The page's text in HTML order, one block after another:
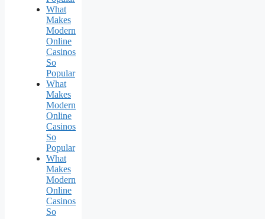
What
Makes
Modern
Online
Casinos
So
Popular
What
Makes
Modern
Online
Casinos
So
Popular
What
Makes
Modern
Online
Casinos
So